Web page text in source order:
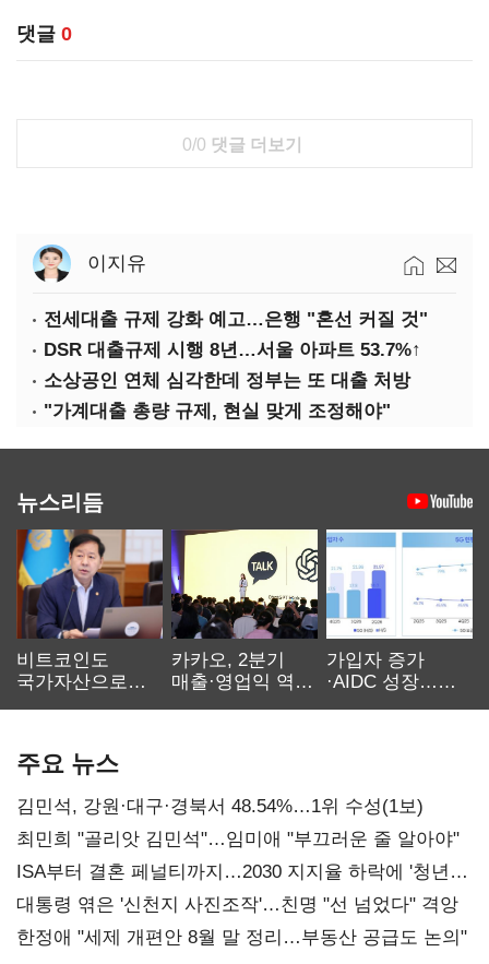
댓글 0
0/0 댓글 더보기
이지유
전세대출 규제 강화 예고…은행 "혼선 커질 것"
DSR 대출규제 시행 8년…서울 아파트 53.7%↑
소상공인 연체 심각한데 정부는 또 대출 처방
"가계대출 총량 규제, 현실 맞게 조정해야"
뉴스리듬
비트코인도
국가자산으로…'
카카오, 2분기
매출·영업익 역대
가입자 증가
·AIDC 성장…
주요 뉴스
김민석, 강원·대구·경북서 48.54%…1위 수성(1보)
최민희 "골리앗 김민석"…임미애 "부끄러운 줄 알아야"
ISA부터 결혼 페널티까지…2030 지지율 하락에 '청년
챙기기'
대통령 엮은 '신천지 사진조작'…친명 "선 넘었다" 격앙
한정애 "세제 개편안 8월 말 정리…부동산 공급도 논의"